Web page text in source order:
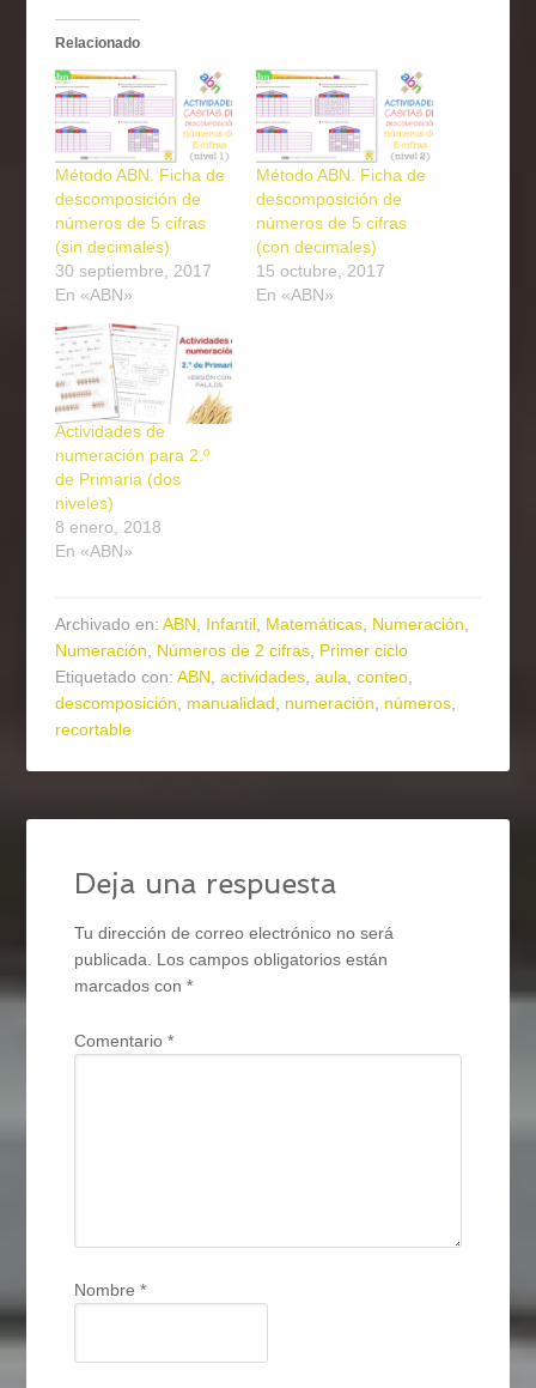
Relacionado
Método ABN. Ficha de
descomposición de
números de 5 cifras
(sin decimales)
30 septiembre, 2017
En «ABN»
Método ABN. Ficha de
descomposición de
números de 5 cifras
(con decimales)
15 octubre, 2017
En «ABN»
Actividades de
numeración para 2.º
de Primaria (dos
niveles)
8 enero, 2018
En «ABN»
Archivado en:ABN Infantil Matemáticas Numeración
Numeración
Números de 2 cifras Primer ciclo
Etiquetado con:ABN ,actividades ,aula ,conteo
descomposición
manualidad numeración números
recortable
Deja una respuesta
Tu dirección de correo electrónico no será
publicada.
Los campos obligatorios están
marcados con*
Comentario*
Nombre*